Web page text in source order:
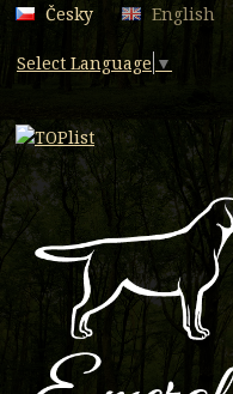
Česky English
Select Language ▼